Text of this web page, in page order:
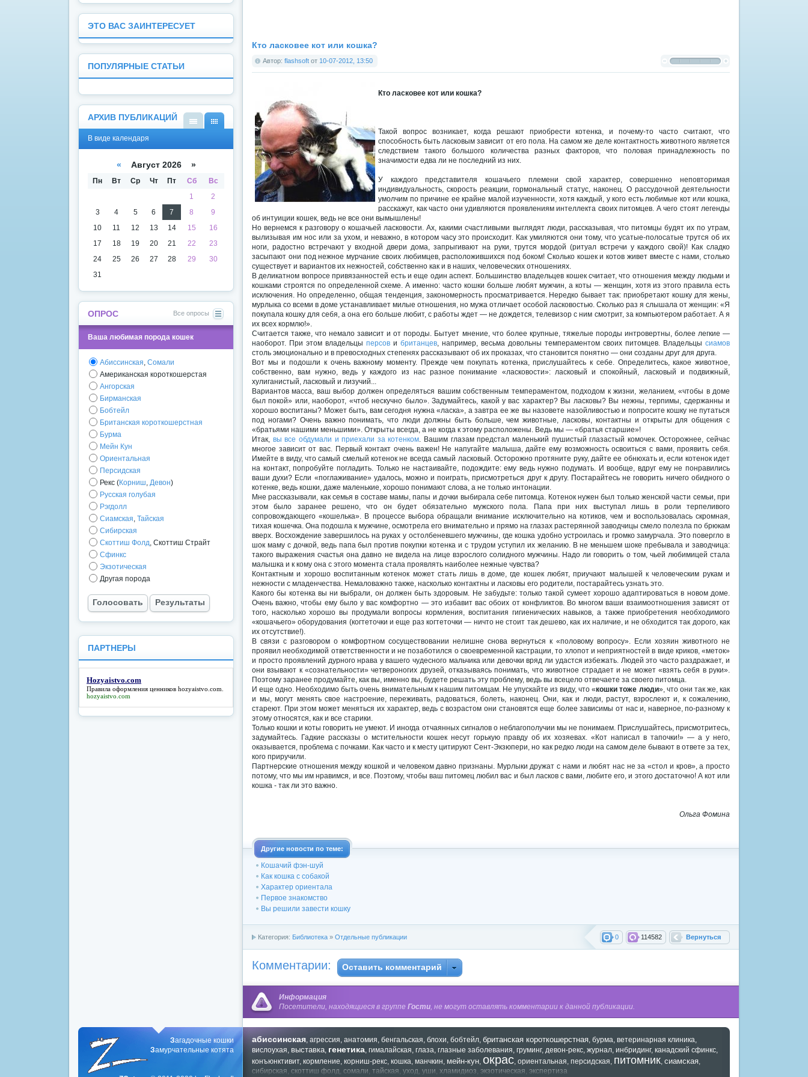
Кто ласковее кот или кошка?
Автор: flashsoft от 10-07-2012, 13:50
Кто ласковее кот или кошка?
Такой вопрос возникает, когда решают приобрести котенка, и почему-то часто считают, что
способность быть ласковым зависит от его пола. На самом же деле контактность животного является
следствием такого большого количества разных факторов, что половая принадлежность по
значимости едва ли не последний из них.
У каждого представителя кошачьего племени свой характер, совершенно неповторимая
индивидуальность, скорость реакции, гормональный статус, наконец. О рассудочной деятельности
умолчим по причине ее крайне малой изученности, хотя каждый, у кого есть любимые кот или кошка,
расскажут, как часто они удивляются проявлениям интеллекта своих питомцев. А чего стоят легенды
об интуиции кошек, ведь не все они вымышлены!
Но вернемся к разговору о кошачьей ласковости. Ах, какими счастливыми выглядят люди, рассказывая, что питомцы будят их по утрам,
вылизывая им нос или за ухом, и неважно, в котором часу это происходит. Как умиляются они тому, что усатые-полосатые трутся об их
ноги, радостно встречают у входной двери дома, запрыгивают на руки, трутся мордой (ритуал встречи у каждого свой)! Как сладко
засыпают они под нежное мурчание своих любимцев, расположившихся под боком! Сколько кошек и котов живет вместе с нами, столько
существует и вариантов их нежностей, собственно как и в наших, человеческих отношениях.
В деликатном вопросе привязанностей есть и еще один аспект. Большинство владельцев кошек считает, что отношения между людьми и
кошками строятся по определенной схеме. А именно: часто кошки больше любят мужчин, а коты — женщин, хотя из этого правила есть
исключения. Но определенно, общая тенденция, закономерность просматривается. Нередко бывает так: приобретают кошку для жены,
мурлыка со всеми в доме устанавливает милые отношения, но мужа отличает особой ласковостью. Сколько раз я слышала от женщин: «Я
покупала кошку для себя, а она его больше любит, с работы ждет — не дождется, телевизор с ним смотрит, за компьютером работает. А я
их всех кормлю!».
Считается также, что немало зависит и от породы. Бытует мнение, что более крупные, тяжелые породы интровертны, более легкие —
наоборот. При этом владельцы персов и британцев, например, весьма довольны темпераментом своих питомцев. Владельцы сиамов
столь эмоционально и в превосходных степенях рассказывают об их проказах, что становится понятно — они созданы друг для друга.
Вот мы и подошли к очень важному моменту. Прежде чем покупать котенка, прислушайтесь к себе. Определитесь, какое животное,
собственно, вам нужно, ведь у каждого из нас разное понимание «ласковости»: ласковый и спокойный, ласковый и подвижный,
хулиганистый, ласковый и лизучий...
Вариантов масса, ваш выбор должен определяться вашим собственным темпераментом, подходом к жизни, желанием, «чтобы в доме
был покой» или, наоборот, «чтоб нескучно было». Задумайтесь, какой у вас характер? Вы ласковы? Вы нежны, терпимы, сдержанны и
хорошо воспитаны? Может быть, вам сегодня нужна «ласка», а завтра ее же вы назовете назойливостью и попросите кошку не путаться
под ногами? Очень важно понимать, что люди должны быть больше, чем животные, ласковы, контактны и открыты для общения с
«братьями нашими меньшими». Открыты всегда, а не когда к этому расположены. Ведь мы — «братья старшие»!
Итак, вы все обдумали и приехали за котенком. Вашим глазам предстал маленький пушистый глазастый комочек. Осторожнее, сейчас
многое зависит от вас. Первый контакт очень важен! Не напугайте малыша, дайте ему возможность освоиться с вами, проявить себя.
Имейте в виду, что самый смелый котенок не всегда самый ласковый. Осторожно протяните руку, дайте ее обнюхать и, если котенок идет
на контакт, попробуйте погладить. Только не настаивайте, подождите: ему ведь нужно подумать. И вообще, вдруг ему не понравились
ваши духи? Если «поглаживание» удалось, можно и поиграть, присмотреться друг к другу. Постарайтесь не говорить ничего обидного о
котенке, ведь кошки, даже маленькие, хорошо понимают слова, а не только интонации.
Мне рассказывали, как семья в составе мамы, папы и дочки выбирала себе питомца. Котенок нужен был только женской части семьи, при
этом было заранее решено, что он будет обязательно мужского пола. Папа при них выступал лишь в роли терпеливого
сопровождающего «кошелька». В процессе выбора обращали внимание исключительно на котиков, чем и воспользовалась скромная,
тихая кошечка. Она подошла к мужчине, осмотрела его внимательно и прямо на глазах растерянной заводчицы смело полезла по брюкам
вверх. Восхождение завершилось на руках у остолбеневшего мужчины, где кошка удобно устроилась и громко замурчала. Это повергло в
шок маму с дочкой, ведь папа был против покупки котенка и с трудом уступил их желанию. В не меньшем шоке пребывала и заводчица:
такого выражения счастья она давно не видела на лице взрослого солидного мужчины. Надо ли говорить о том, чьей любимицей стала
малышка и к кому она с этого момента стала проявлять наиболее нежные чувства?
Контактным и хорошо воспитанным котенок может стать лишь в доме, где кошек любят, приучают малышей к человеческим рукам и
нежности с младенчества. Немаловажно также, насколько контактны и ласковы его родители, постарайтесь узнать это.
Какого бы котенка вы ни выбрали, он должен быть здоровым. Не забудьте: только такой сумеет хорошо адаптироваться в новом доме.
Очень важно, чтобы ему было у вас комфортно — это избавит вас обоих от конфликтов. Во многом ваши взаимоотношения зависят от
того, насколько хорошо вы продумали вопросы кормления, воспитания гигиенических навыков, а также приобретения необходимого
«кошачьего» оборудования (когтеточки и еще раз когтеточки — ничто не стоит так дешево, как их наличие, и не обходится так дорого, как
их отсутствие!).
В связи с разговором о комфортном сосуществовании нелишне снова вернуться к «половому вопросу». Если хозяин животного не
проявил необходимой ответственности и не позаботился о своевременной кастрации, то хлопот и неприятностей в виде криков, «меток»
и просто проявлений дурного нрава у вашего чудесного мальчика или девочки вряд ли удастся избежать. Людей это часто раздражает, и
они взывают к «сознательности» четвероногих друзей, отказываясь понимать, что животное страдает и не может «взять себя в руки».
Поэтому заранее продумайте, как вы, именно вы, будете решать эту проблему, ведь вы всецело отвечаете за своего питомца.
И еще одно. Необходимо быть очень внимательным к нашим питомцам. Не упускайте из виду, что «кошки тоже люди», что они так же, как
и мы, могут менять свое настроение, переживать, радоваться, болеть, наконец. Они, как и люди, растут, взрослеют и, к сожалению,
стареют. При этом может меняться их характер, ведь с возрастом они становятся еще более зависимы от нас и, наверное, по-разному к
этому относятся, как и все старики.
Только кошки и коты говорить не умеют. И иногда отчаянных сигналов о неблагополучии мы не понимаем. Прислушайтесь, присмотритесь,
задумайтесь. Гадкие рассказы о мстительности кошек несут горькую правду об их хозяевах. «Кот написал в тапочки!» — а у него,
оказывается, проблема с почками. Как часто и к месту цитируют Сент-Экзюпери, но как редко люди на самом деле бывают в ответе за тех,
кого приручили.
Партнерские отношения между кошкой и человеком давно признаны. Мурлыки дружат с нами и любят нас не за «стол и кров», а просто
потому, что мы им нравимся, и все. Поэтому, чтобы ваш питомец любил вас и был ласков с вами, любите его, и этого достаточно! А кот или
кошка - так ли это важно.
Ольга Фомина
Другие новости по теме:
Кошачий фэн-шуй
Как кошка с собакой
Характер ориентала
Первое знакомство
Вы решили завести кошку
Вернуться
114582
0
Категория: Библиотека » Отдельные публикации
Комментарии: Оставить комментарий
Информация
Посетители, находящиеся в группе Гости, не могут оставлять комментарии к данной публикации.
ЭТО ВАС ЗАИНТЕРЕСУЕТ
ПОПУЛЯРНЫЕ СТАТЬИ
АРХИВ ПУБЛИКАЦИЙ
кален
списк
В виде календаря
« Август 2026 »
Пн Вт Ср Чт Пт Сб
Вс
1
2
3
4 5 6 7 8
9
10
11 12 13 14 15
16
17
18 19 20 21 22
23
24
25 26 27 28 29
30
31
ОПРОС Все опросы
Ваша любимая порода кошек
Абиссинская, Сомали
Американская короткошерстая
Ангорская
Бирманская
Бобтейл
Британская короткошерстная
Бурма
Мейн Кун
Ориентальная
Персидская
Рекс (Корниш, Девон)
Русская голубая
Рэгдолл
Сиамская, Тайская
Сибирская
Скоттиш Фолд, Скоттиш Страйт
Сфинкс
Экзотическая
Другая порода
Голосовать Результаты
ПАРТНЕРЫ
Hozyaistvo.com
Правила оформления ценников hozyaistvo.com
hozyaistvo.com
абиссинская, агрессия, анатомия, бенгальская, блохи, бобтейл, британская короткошерстная, бурма, ветеринарная клиника,
вислоухая, выставка, генетика, гималайская, глаза, глазные заболевания, груминг, девон-рекс, журнал, инбридинг, канадский сфинкс,
конъюнктивит, кормление, корниш-рекс, кошка, манчкин, мейн-кун, окрас, ориентальная, персидская, питомник, сиамская,
сибирская, скоттиш фолд, сомали, тайская, уход, уши, хламидиоз, экзотическая, экспертиза
Загадочные кошки
Замурчательные котята